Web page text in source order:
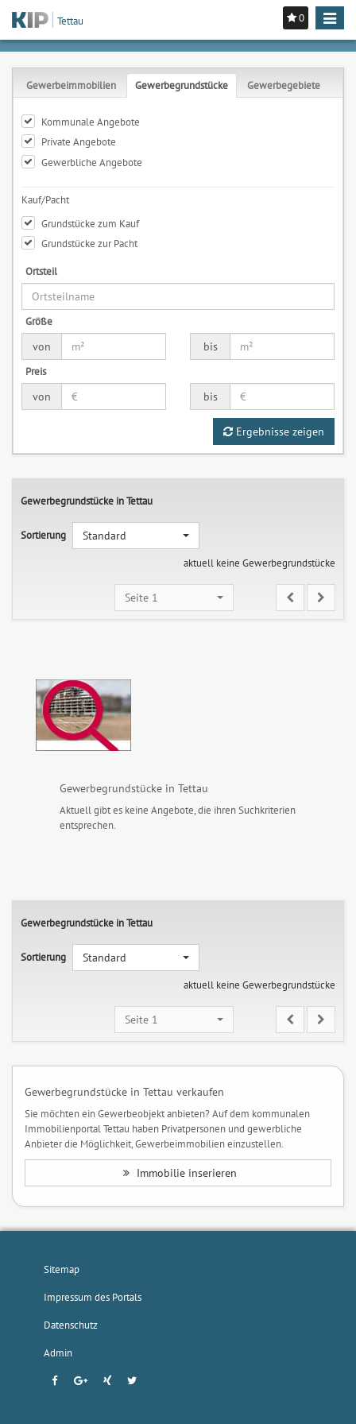
0
Toggle
Tettau
Gewerbeimmobilien Gewerbegrundstücke Gewerbegebiete
Kommunale Angebote
Private Angebote
Gewerbliche Angebote
Kauf/Pacht
Grundstücke zum Kauf
Grundstücke zur Pacht
Ortsteil
Größe
von
bis
Preis
von
bis
Ergebnisse zeigen
Gewerbegrundstücke in Tettau
Sortierung
Standard
aktuell keine Gewerbegrundstücke
Seite 1
Gewerbegrundstücke in Tettau
Aktuell gibt es keine Angebote, die ihren Suchkriterien
entsprechen.
Gewerbegrundstücke in Tettau
Sortierung
Standard
aktuell keine Gewerbegrundstücke
Seite 1
Gewerbegrundstücke in Tettau verkaufen
Sie möchten ein Gewerbeobjekt anbieten? Auf dem kommunalen
Immobilienportal Tettau haben Privatpersonen und gewerbliche
Anbieter die Möglichkeit, Gewerbeimmobilien einzustellen.
Immobilie inserieren
Sitemap
Impressum des Portals
Datenschutz
Admin